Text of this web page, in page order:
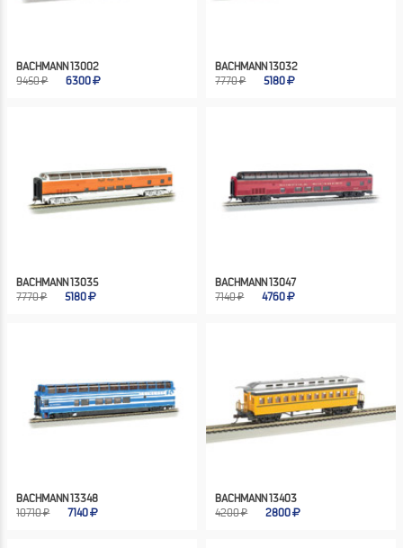
BACHMANN 13002
9450 ₽
6300
BACHMANN 13032
7770 ₽
5180
BACHMANN 13035
7770 ₽
5180
BACHMANN 13047
7140 ₽
4760
BACHMANN 13348
10710 ₽
7140
BACHMANN 13403
4200 ₽
2800